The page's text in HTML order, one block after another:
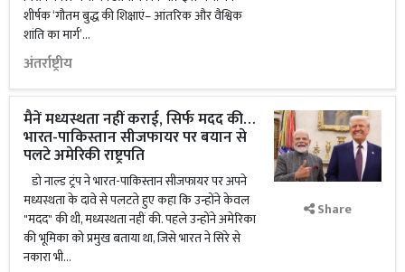
शीर्षक ‘गौतम बुद्ध की शिक्षाएं– आंतरिक और वैश्विक
शांति का मार्ग’...
अंतर्राष्ट्रीय
मैनें मध्यस्थता नहीं कराई, सिर्फ मदद की…
भारत-पाकिस्तान सीजफायर पर बयान से
पलटे अमेरिकी राष्ट्रपति
डो नाल्ड ट्रंप ने भारत-पाकिस्तान सीजफायर पर अपने
मध्यस्थता के दावे से पलटते हुए कहा कि उन्होंने केवल
"मदद" की थी, मध्यस्थता नहीं की. पहले उन्होंने अमेरिका
की भूमिका को प्रमुख बताया था, जिसे भारत ने सिरे से
नकारा भी...
Share